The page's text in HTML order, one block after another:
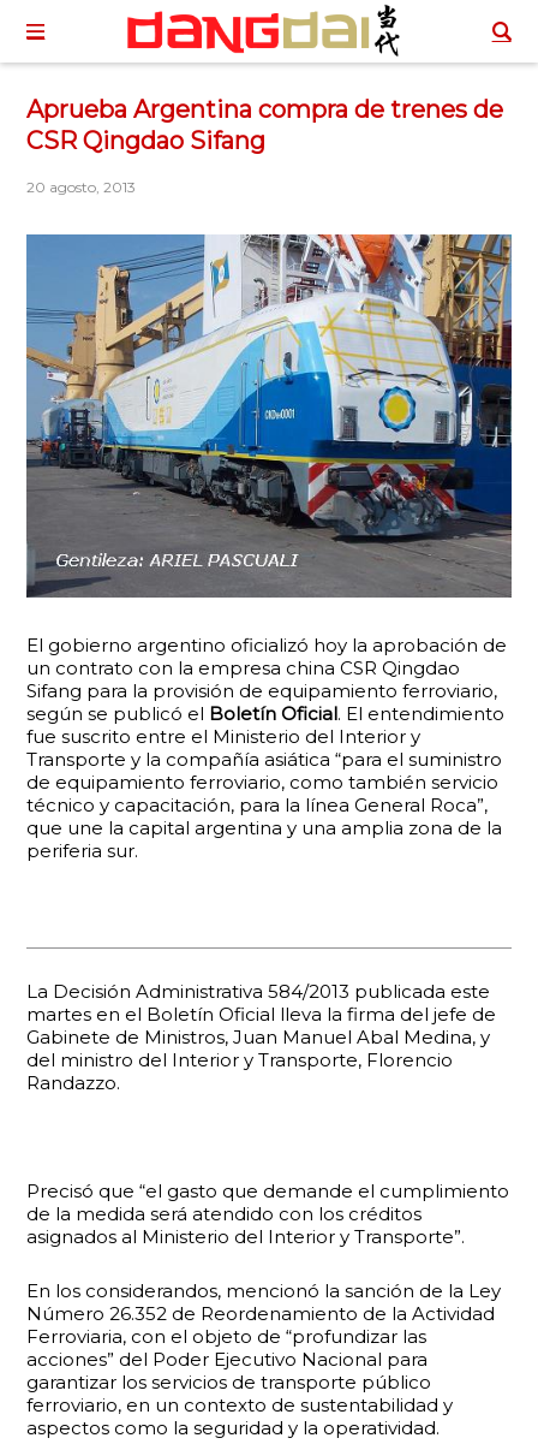
Aprueba Argentina compra de trenes de
CSR Qingdao Sifang
20 agosto, 2013
El gobierno argentino oficializó hoy la aprobación de
un contrato con la empresa china CSR Qingdao
Sifang para la provisión de equipamiento ferroviario,
según se publicó el Boletín Oficial. El entendimiento
fue suscrito entre el Ministerio del Interior y
Transporte y la compañía asiática “para el suministro
de equipamiento ferroviario, como también servicio
técnico y capacitación, para la línea General Roca”,
que une la capital argentina y una amplia zona de la
periferia sur.
La Decisión Administrativa 584/2013 publicada este
martes en el Boletín Oficial lleva la firma del jefe de
Gabinete de Ministros, Juan Manuel Abal Medina, y
del ministro del Interior y Transporte, Florencio
Randazzo.
Precisó que “el gasto que demande el cumplimiento
de la medida será atendido con los créditos
asignados al Ministerio del Interior y Transporte”.
En los considerandos, mencionó la sanción de la Ley
Número 26.352 de Reordenamiento de la Actividad
Ferroviaria, con el objeto de “profundizar las
acciones” del Poder Ejecutivo Nacional para
garantizar los servicios de transporte público
ferroviario, en un contexto de sustentabilidad y
aspectos como la seguridad y la operatividad.